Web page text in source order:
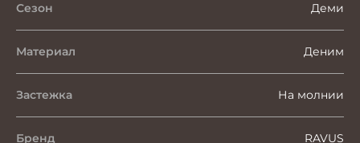
Сезон Деми
Материал Деним
Застежка На молнии
Бренд RAVUS